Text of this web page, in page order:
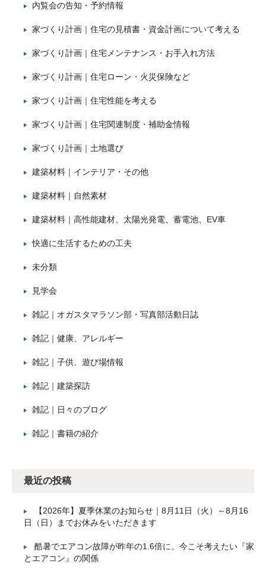
内覧会の告知・予約情報
家づくり計画｜住宅の見積書・資金計画について考える
家づくり計画｜住宅メンテナンス・お手入れ方法
家づくり計画｜住宅ローン・火災保険など
家づくり計画｜住宅性能を考える
家づくり計画｜住宅関連制度・補助金情報
家づくり計画｜土地選び
建築材料｜インテリア・その他
建築材料｜自然素材
建築材料｜高性能建材、太陽光発電、蓄電池、EV車
快適に生活するための工夫
未分類
見学会
雑記｜オガスタマラソン部・写真部活動日誌
雑記｜健康、アレルギー
雑記｜子供、遊び場情報
雑記｜建築探訪
雑記｜日々のブログ
雑記｜書籍の紹介
最近の投稿
【2026年】夏季休業のお知らせ｜8月11日（火）～8月16
日（日）までお休みをいただきます
酷暑でエアコン故障が昨年の1.6倍に。今こそ考えたい『家
とエアコン』の関係